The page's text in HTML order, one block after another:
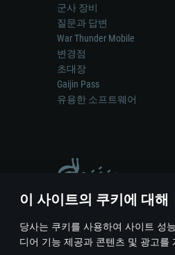
이 사이트의 쿠키에 대해
당사는 쿠키를 사용하여 사이트 성
디어 기능 제공과 콘텐츠 및 광고를
군사 장비
질문과 답변
War Thunder Mobile
변경점
초대장
Gaijin Pass
유용한 소프트웨어
게임 에서 어떠한 현실의
© 2011—2026 Gaijin Games
이용 약관